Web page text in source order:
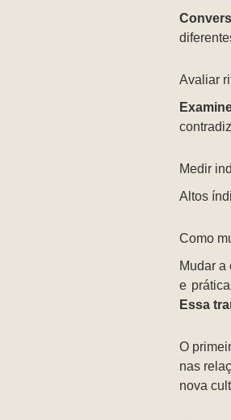
Avaliar
Medir
Altos
Como
Mudar
e
Essa
O
nas
nova